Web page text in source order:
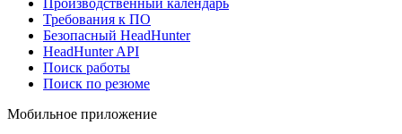
Требования к ПО
Безопасный HeadHunter
HeadHunter API
Поиск работы
Поиск по резюме
Мобильное приложение